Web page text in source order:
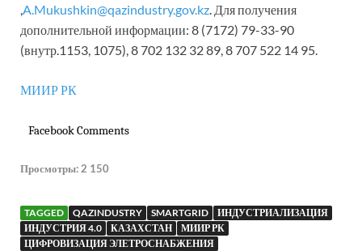
,A.Mukushkin@qazindustry.gov.kz. Для получения
дополнительной информации: 8 (7172) 79-33-90
(внутр.1153, 1075), 8 702 132 32 89, 8 707 522 14 95.
МИИР РК
Facebook Comments
Просмотры: 2 150
TAGGED QAZINDUSTRY SMARTGRID
ИНДУСТРИАЛИЗАЦИЯ
ИНДУСТРИЯ 4.0
КАЗАХСТАН
МИИР РК
ЦИФРОВИЗАЦИЯ ЭЛЕТРОСНАБЖЕНИЯ